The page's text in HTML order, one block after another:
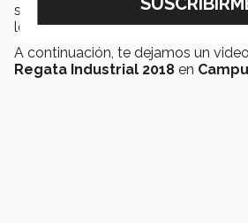
siguieron adelante, pasando la
los borregos salvajes e
A continuación, te dejamos un
Regata Industrial 2018 en